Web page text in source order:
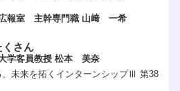
報室 主幹専門職 山﨑 一希
くさん
学客員教授 松本 美奈
未来を拓くインターンシップⅢ 第38